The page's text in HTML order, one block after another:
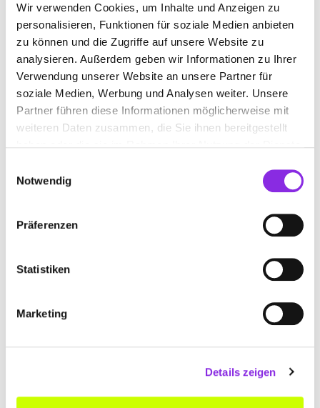
Wir verwenden Cookies, um Inhalte und Anzeigen zu
personalisieren, Funktionen für soziale Medien anbieten
zu können und die Zugriffe auf unsere Website zu
analysieren. Außerdem geben wir Informationen zu Ihrer
Verwendung unserer Website an unsere Partner für
soziale Medien, Werbung und Analysen weiter. Unsere
Partner führen diese Informationen möglicherweise mit
weiteren Daten zusammen, die Sie ihnen bereitgestellt
Notwendig
Präferenzen
Statistiken
Marketing
Details zeigen
POSTCARRÉ APOTHEKE
Am Steinheimer Tor 5 | 63450 Hanau DE
+4961815075000
www.postcarre-apotheke.de
SCHILLER-APOTHEKE
+496181491300
www.schiller-apotheke-maintal.de